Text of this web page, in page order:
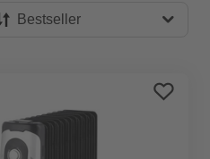
Bestseller
Preis absteigend
Bewertung